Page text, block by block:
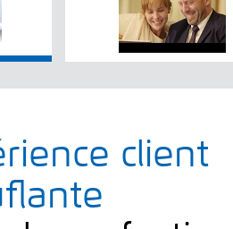
client